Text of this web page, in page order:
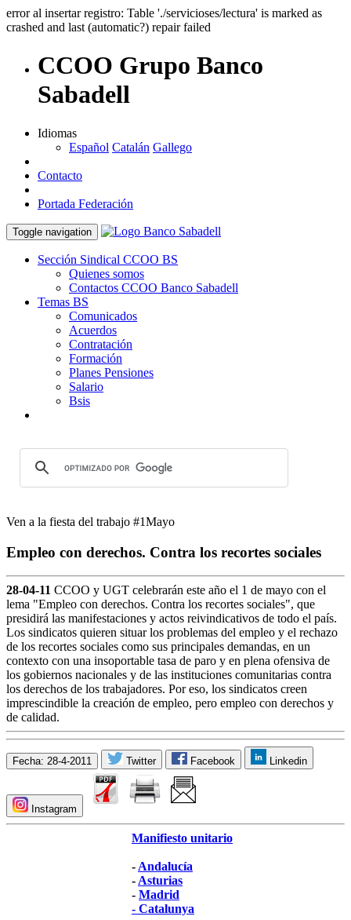
error al insertar registro: Table './servicioses/lectura' is marked as
crashed and last (automatic?) repair failed
CCOO Grupo Banco
Sabadell
Idiomas
Español Catalán Gallego
Contacto
Portada Federación
Toggle navigation
Sección Sindical CCOO BS
Quienes somos
Contactos CCOO Banco Sabadell
Temas BS
Comunicados
Acuerdos
Contratación
Formación
Planes Pensiones
Salario
Bsis
Ven a la fiesta del trabajo #1Mayo
Empleo con derechos. Contra los recortes sociales
28-04-11 CCOO y UGT celebrarán este año el 1 de mayo con el
lema "Empleo con derechos. Contra los recortes sociales", que
presidirá las manifestaciones y actos reivindicativos de todo el país.
Los sindicatos quieren situar los problemas del empleo y el rechazo
de los recortes sociales como sus principales demandas, en un
contexto con una insoportable tasa de paro y en plena ofensiva de
los gobiernos nacionales y de las instituciones comunitarias contra
los derechos de los trabajadores. Por eso, los sindicatos creen
imprescindible la creación de empleo, pero empleo con derechos y
de calidad.
Fecha: 28-4-2011 Twitter Facebook Linkedin
Instagram
Manifiesto unitario
- Andalucía
- Asturias
- Madrid
- Catalunya